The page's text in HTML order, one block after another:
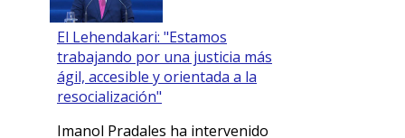
El Lehendakari: "Estamos
trabajando por una justicia más
ágil, accesible y orientada a la
resocialización"
Imanol Pradales ha intervenido